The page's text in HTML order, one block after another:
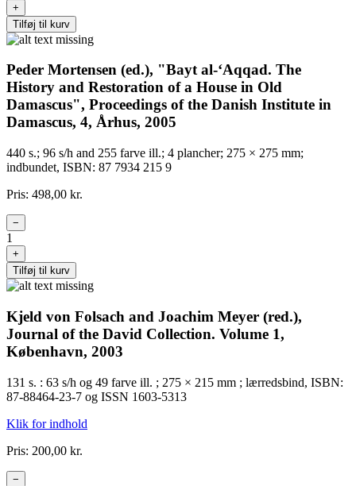
+
Tilføj til kurv
Peder Mortensen (ed.), "Bayt al-‘Aqqad. The
History and Restoration of a House in Old
Damascus", Proceedings of the Danish Institute in
Damascus, 4, Århus, 2005
440 s.; 96 s/h and 255 farve ill.; 4 plancher; 275 × 275 mm;
indbundet, ISBN: 87 7934 215 9
Pris: 498,00 kr.
−
1
+
Tilføj til kurv
Kjeld von Folsach and Joachim Meyer (red.),
Journal of the David Collection. Volume 1,
København, 2003
131 s. : 63 s/h og 49 farve ill. ; 275 × 215 mm ; lærredsbind, ISBN:
87-88464-23-7 og ISSN 1603-5313
Klik for indhold
Pris: 200,00 kr.
−